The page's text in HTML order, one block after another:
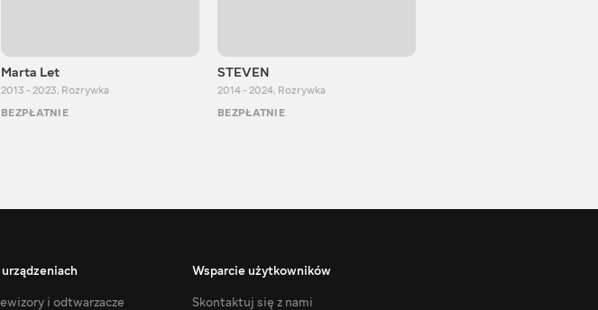
Marta Let
2013 - 2023, Rozrywka
BEZPŁATNIE
STEVEN
2014 - 2024, Rozrywka
BEZPŁATNIE
urządzeniach
i odtwarzacze
Wsparcie użytkowników
Skontaktuj się z nami